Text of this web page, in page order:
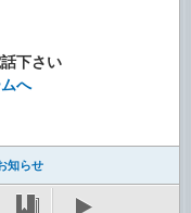
下さい
へ
知らせ